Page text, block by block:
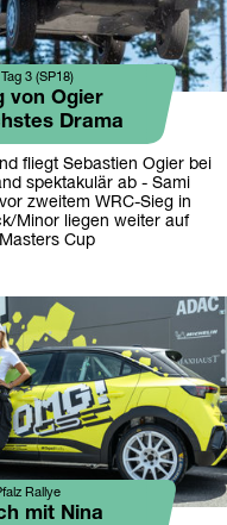
3 (SP18)
von Ogier
Drama
fliegt Sebastien Ogier bei
spektakulär ab - Sami
zweitem WRC-Sieg in
Minor liegen weiter auf
Cup
Rallye
mit Nina